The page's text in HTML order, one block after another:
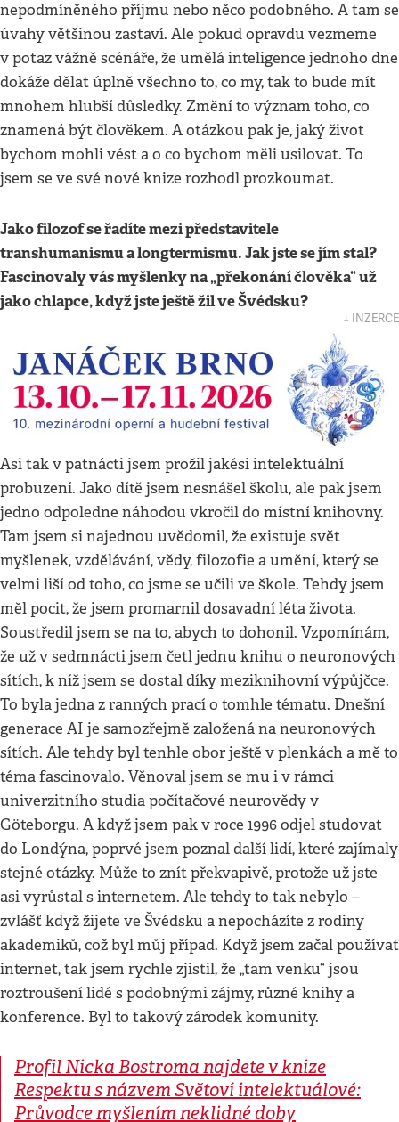
nepodmíněného příjmu nebo něco podobného. A tam se
úvahy většinou zastaví. Ale pokud opravdu vezmeme
v potaz vážně scénáře, že umělá inteligence jednoho dne
dokáže dělat úplně všechno to, co my, tak to bude mít
mnohem hlubší důsledky. Změní to význam toho, co
znamená být člověkem. A otázkou pak je, jaký život
bychom mohli vést a o co bychom měli usilovat. To
jsem se ve své nové knize rozhodl prozkoumat.
Jako filozof se řadíte mezi představitele
transhumanismu a longtermismu. Jak jste se jím stal?
Fascinovaly vás myšlenky na „překonání člověka“ už
jako chlapce, když jste ještě žil ve Švédsku?
↓ INZERCE
Asi tak v patnácti jsem prožil jakési intelektuální
probuzení. Jako dítě jsem nesnášel školu, ale pak jsem
jedno odpoledne náhodou vkročil do místní knihovny.
Tam jsem si najednou uvědomil, že existuje svět
myšlenek, vzdělávání, vědy, filozofie a umění, který se
velmi liší od toho, co jsme se učili ve škole. Tehdy jsem
měl pocit, že jsem promarnil dosavadní léta života.
Soustředil jsem se na to, abych to dohonil. Vzpomínám,
že už v sedmnácti jsem četl jednu knihu o neuronových
sítích, k níž jsem se dostal díky meziknihovní výpůjčce.
To byla jedna z ranných prací o tomhle tématu. Dnešní
generace AI je samozřejmě založená na neuronových
sítích. Ale tehdy byl tenhle obor ještě v plenkách a mě to
téma fascinovalo. Věnoval jsem se mu i v rámci
univerzitního studia počítačové neurovědy v
Göteborgu. A když jsem pak v roce 1996 odjel studovat
do Londýna, poprvé jsem poznal další lidí, které zajímaly
stejné otázky. Může to znít překvapivě, protože už jste
asi vyrůstal s internetem. Ale tehdy to tak nebylo –
zvlášť když žijete ve Švédsku a nepocházíte z rodiny
akademiků, což byl můj případ. Když jsem začal používat
internet, tak jsem rychle zjistil, že „tam venku“ jsou
roztroušení lidé s podobnými zájmy, různé knihy a
konference. Byl to takový zárodek komunity.
Profil Nicka Bostroma najdete v knize
Respektu s názvem Světoví intelektuálové:
Průvodce myšlením neklidné doby